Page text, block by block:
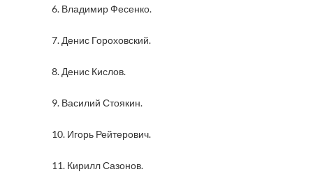
6. Владимир Фесенко.
7. Денис Гороховский.
8. Денис Кислов.
9. Василий Стоякин.
10. Игорь Рейтерович.
11. Кирилл Сазонов.